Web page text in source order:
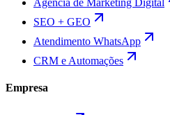
SEO + GEO
Atendimento WhatsApp
CRM e Automações
Empresa